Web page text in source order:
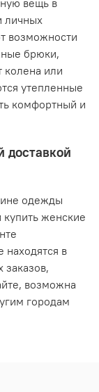
личных
возможности
брюки,
или
утепленные
комфортный и
доставкой
одежды
женские
в
заказов,
возможна
городам